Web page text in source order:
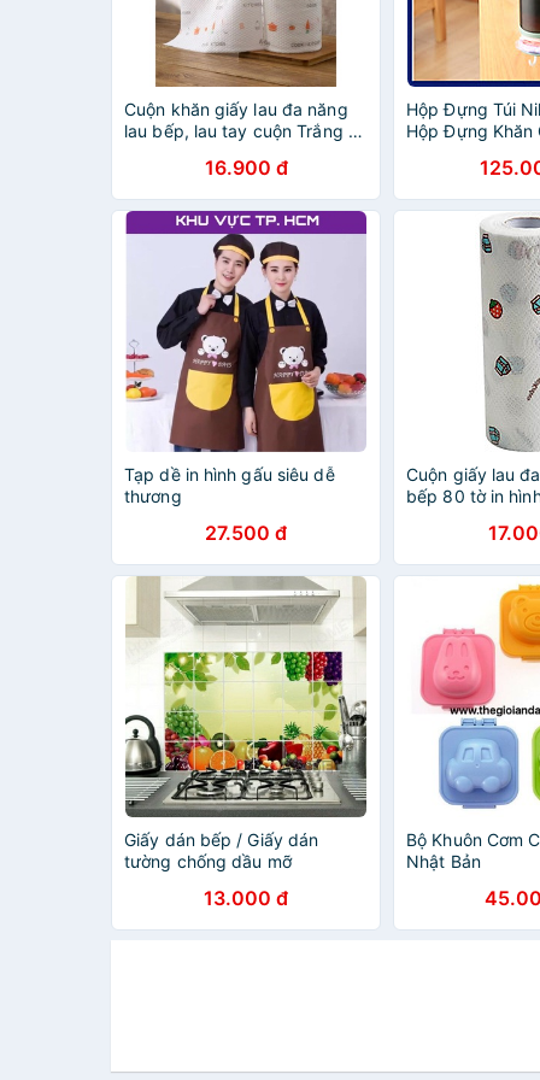
Cuộn khăn giấy lau đa năng
lau bếp, lau tay cuộn Trắng có
16.900 đ
Hộp Đựng Túi
Hộp Đựng Khăn
Tiết Kiệm
Tạp dề in hình gấu siêu dễ
thương
27.500 đ
Cuộn giấy lau
bếp 80 tờ in
lau tay cao cấp
Giấy dán bếp / Giấy dán
tường chống dầu mỡ
13.000 đ
Bộ Khuôn Cơm
Nhật Bản